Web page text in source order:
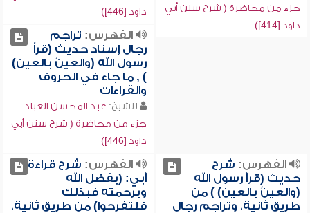
جزء من محاضرة ( شرح سنن أبي
داود [414])
داود [446])
الفهرس: تراجم
رجال إسناد حديث (قرأ
رسول الله (والعينُ بالعين)
) , ما جاء في الحروف
والقراءات
للشيخ: عبد المحسن العباد
جزء من محاضرة ( شرح سنن أبي
داود [446])
الفهرس: شرح
حديث (قرأ رسول الله
(والعينُ بالعين) ) من
طريق ثانية، وتراجم رجال
الفهرس: شرح قراءة
أبي: (بفضل الله
وبرحمته فبذلك
فلتفرحوا) من طريق ثانية،